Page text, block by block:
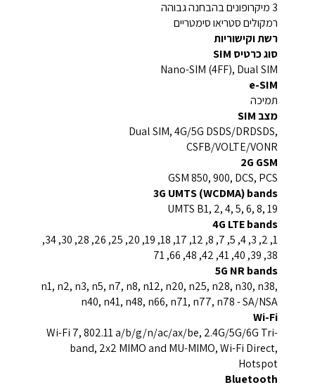
3 מיקרופונים בהבחנה גבוהה
רמקולים סטריאו סימטריים
רשת וקישוריות
סוג כרטיס SIM
Nano-SIM (4FF), Dual SIM
e-SIM
תמיכה
מצב SIM
Dual SIM, 4G/5G DSDS/DRDSDS,
CSFB/VOLTE/VONR
2G GSM
GSM 850, 900, DCS, PCS
3G UMTS (WCDMA) bands
UMTS B1, 2, 4, 5, 6, 8, 19
4G LTE bands
1, 2, 3, 4, 5, 7, 8, 12, 17, 18, 19, 20, 25, 26, 28, 30, 34,
38, 39, 40, 41, 42, 48, 66, 71
5G NR bands
n1, n2, n3, n5, n7, n8, n12, n20, n25, n28, n30, n38,
n40, n41, n48, n66, n71, n77, n78 - SA/NSA
Wi-Fi
Wi-Fi 7, 802.11 a/b/g/n/ac/ax/be, 2.4G/5G/6G Tri-
band, 2x2 MIMO and MU-MIMO, Wi-Fi Direct,
Hotspot
Bluetooth